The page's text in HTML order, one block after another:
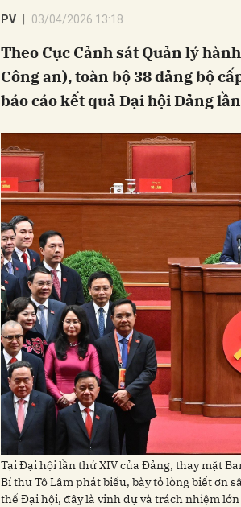
PV 03/04/2026 13:18
Theo Cục Cảnh sát Quản lý
Công an), toàn bộ 38 đảng bộ
báo cáo kết quả Đại hội Đảng
Tại Đại hội lần thứ XIV của Đảng, thay mặt
Bí thư Tô Lâm phát biểu, bày tỏ lòng biết ơn
thể Đại hội, đây là vinh dự và trách nhiệm